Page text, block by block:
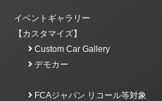
イベントギャラリー
【カスタマイズ】
Custom Car Gallery
デモカー
FCAジャパン リコール等対象